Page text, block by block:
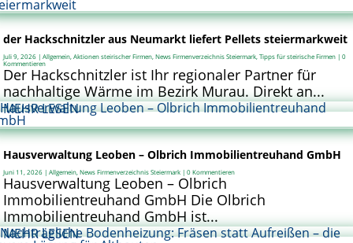
der Hackschnitzler aus Neumarkt liefert Pellets steiermarkweit
Juli 9, 2026 |Allgemein ,Aktionen steirischer Firmen ,News Firmenverzeichnis Steiermark ,Tipps für steirische Firmen | 0
Kommentieren
Der Hackschnitzler ist Ihr regionaler Partner für
nachhaltige Wärme im Bezirk Murau. Direkt an...
MEHR LESEN
Hausverwaltung Leoben – Olbrich Immobilientreuhand GmbH
Juni 11, 2026 |Allgemein ,News Firmenverzeichnis Steiermark | 0 Kommentieren
Hausverwaltung Leoben – Olbrich
Immobilientreuhand GmbH Die Olbrich
Immobilientreuhand GmbH ist...
MEHR LESEN